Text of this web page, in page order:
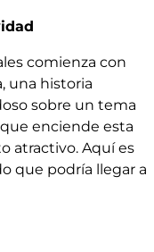
comienza con
una historia
sobre un tema
enciende esta
atractivo. Aquí es
que podría llegar a